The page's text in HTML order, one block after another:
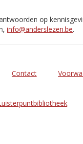
op
info@anderslezen.be.
Contact